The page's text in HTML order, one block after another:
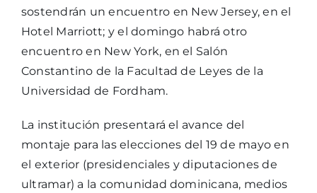
sostendrán un encuentro en New Jersey, en el
Hotel Marriott; y el domingo habrá otro
encuentro en New York, en el Salón
Constantino de la Facultad de Leyes de la
Universidad de Fordham.
La institución presentará el avance del
montaje para las elecciones del 19 de mayo en
el exterior (presidenciales y diputaciones de
ultramar) a la comunidad dominicana, medios